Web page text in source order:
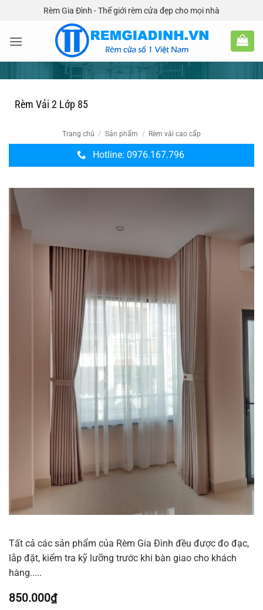
nội
Rèm Gia Đình - Thế giới rèm cửa đẹp cho mọi nhà
Rèm Vải 2 Lớp 85
Trang chủ / Sản phẩm / Rèm vải cao cấp
Hotline: 0976.167.796
Tất cả các sản phẩm của Rèm Gia Đình đều được đo đạc,
lắp đặt, kiểm tra kỹ lưỡng trước khi bàn giao cho khách
hàng.....
850.000₫